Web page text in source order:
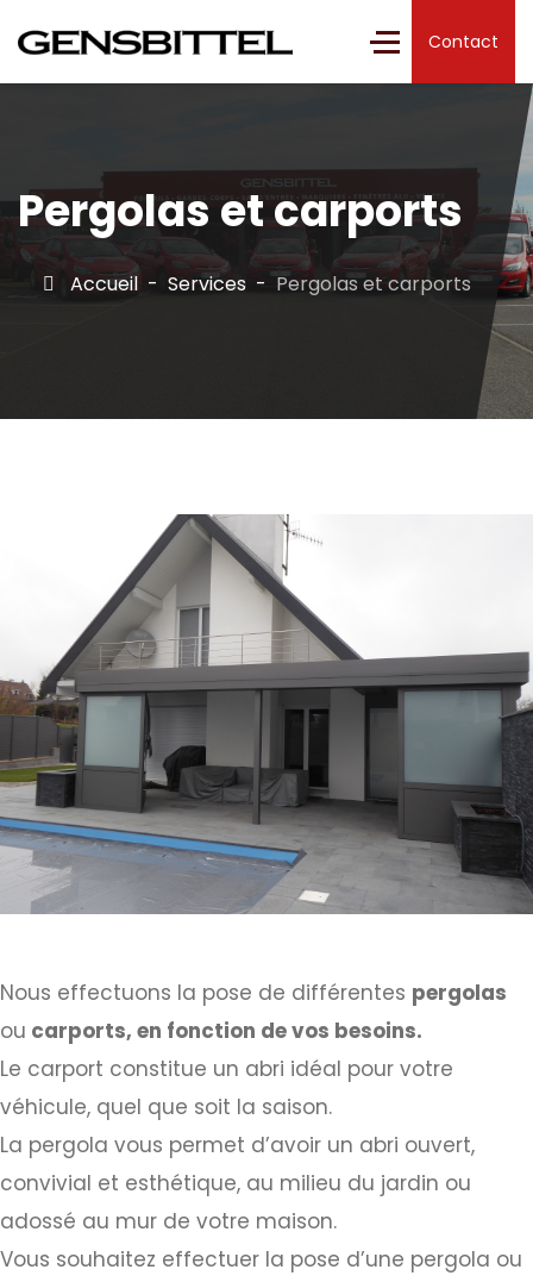
Contact
Pergolas et carports
Accueil Services Pergolas et carports
Nous effectuons la pose de différentes pergolas
ou carports, en fonction de vos besoins.
Le carport constitue un abri idéal pour votre
véhicule, quel que soit la saison.
La pergola vous permet d’avoir un abri ouvert,
convivial et esthétique, au milieu du jardin ou
adossé au mur de votre maison.
Vous souhaitez effectuer la pose d’une pergola ou